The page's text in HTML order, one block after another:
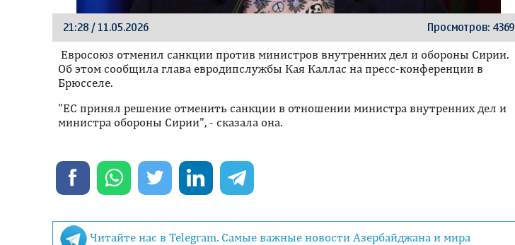
21:28 / 11.05.2026 Просмотров: 4369
Евросоюз отменил санкции против министров внутренних дел и обороны Сирии.
Об этом сообщила глава евродипслужбы Кая Каллас на пресс-конференции в
Брюсселе.
"ЕС принял решение отменить санкции в отношении министра внутренних дел и
министра обороны Сирии", - сказала она.
Читайте нас в Telegram. Самые важные новости Азербайджана и мира